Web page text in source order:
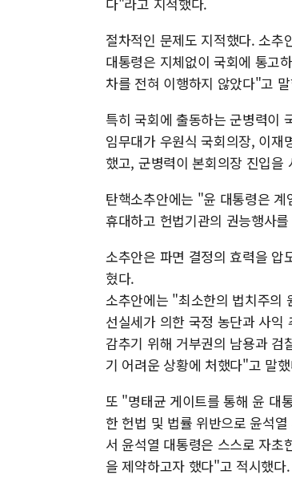
절차적인 문제도 지적했다. 소
대통령은 지체없이 국회에 통고
차를 전혀 이행하지 않았다"고
특히 국회에 출동하는 군병력이
임무대가 우원식 국회의장, 이
했고, 군병력이 본회의장 진입을
탄핵소추안에는 "윤 대통령은
휴대하고 헌법기관의 권능행사
소추안은 파면 결정의 효력을 압
혔다.
소추안에는 "최소한의 법치주의
선실세가 의한 국정 농단과 사
감추기 위해 거부권의 남용과
기 어려운 상황에 처했다"고 말
또 "명태균 게이트를 통해 윤 대
한 헌법 및 법률 위반으로 윤석
서 윤석열 대통령은 스스로 자초
을 제약하고자 했다"고 적시했다.